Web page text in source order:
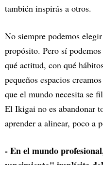
también inspirás a otros.
No siempre podemos
propósito. Pero sí
qué actitud, con qué
pequeños espacios
que el mundo necesita se
El Ikigai no es abandonar
aprender a alinear, poco a
- En el mundo
vencimiento" implícita